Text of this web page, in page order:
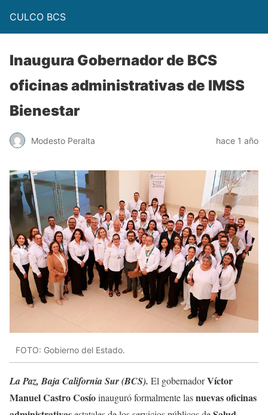
CULCO BCS
Inaugura Gobernador de BCS
oficinas administrativas de IMSS
Bienestar
Modesto Peralta hace 1 año
FOTO: Gobierno del Estado.
La Paz, Baja California Sur (BCS). El gobernadorVíctor
Manuel Castro Cosíoinauguró formalmente lasnuevas oficinas